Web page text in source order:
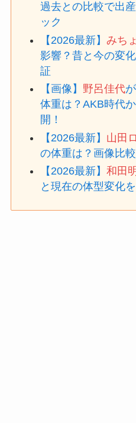
過去との比較で出
ック
【2026最新】みち
影響？昔と今の変
証
【画像】 野呂佳代
体重は？AKB時代
開！
【2026最新】 山田
の体重は？画像比
【2026最新】和田
と現在の体型変化